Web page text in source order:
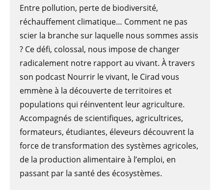
Entre pollution, perte de biodiversité,
réchauffement climatique… Comment ne pas
scier la branche sur laquelle nous sommes assis
? Ce défi, colossal, nous impose de changer
radicalement notre rapport au vivant. À travers
son podcast Nourrir le vivant, le Cirad vous
emmène à la découverte de territoires et
populations qui réinventent leur agriculture.
Accompagnés de scientifiques, agricultrices,
formateurs, étudiantes, éleveurs découvrent la
force de transformation des systèmes agricoles,
de la production alimentaire à l’emploi, en
passant par la santé des écosystèmes.